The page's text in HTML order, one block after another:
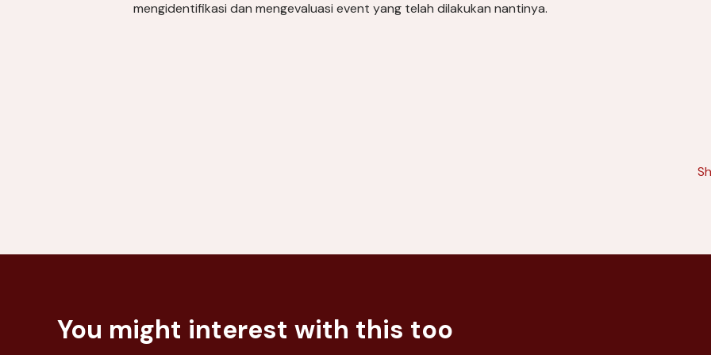
mengidentifikasi dan mengevaluasi event yang telah dilakukan nantinya.
You might interest with this too
GOODBYE GOOGLE, SOCIAL
A Gateway to
Conducting Consumer